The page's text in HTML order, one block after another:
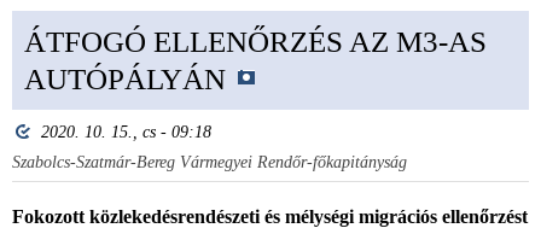
ÁTFOGÓ ELLENŐRZÉS AZ M3-AS
AUTÓPÁLYÁN
2020. 10. 15., cs - 09:18
Szabolcs-Szatmár-Bereg Vármegyei Rendőr-főkapitányság
Fokozott közlekedésrendészeti és mélységi migrációs ellenőrzést